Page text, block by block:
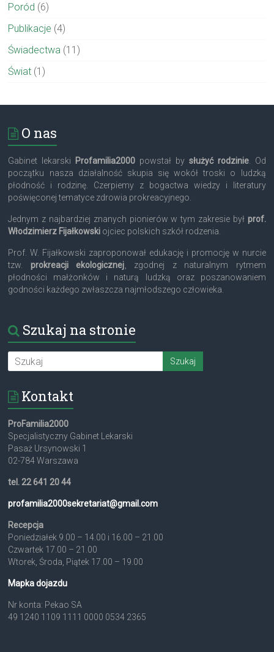
Poród (6)
Publikacje (4)
Świadectwa (11)
Świat (1)
O nas
Gabinet lekarski Profamilia2000 powstał by służyć rodzinie. Od
początku nasza działalność skupia się wokół troski o ludzką
płodność i rodzinę. Czerpiemy z bogactwa wiedzy i literatury
poświęconej tematyce zdrowia prokreacyjnego.
Jednym z najbardziej znanych pionierów w tym zakresie był prof.
Włodzimierz Fijałkowski ojciec polskich szkół rodzenia.
Prof. W. Fijałkowski zaproponował edukację i promocję w nurcie
tzw. prokreacji ekologicznej , zgodnej z naturalnym rytmem
płodności małżonków i naturą ludzką oraz poszanowaniem
godności każdego zwłaszcza najmłodszego człowieka.
Szukaj na stronie
Kontakt
ProFamilia2000
Specjalistyczny Gabinet Lekarski
Pasaż Ursynowski 1
02-784 Warszawa
tel. 22 641 20 44
profamilia2000sekretariat@gmail.com
Recepcja
Poniedziałek 9.00 – 14.00 i 16.00 – 21.00
Czwartek 17.00 – 21.00
Wtorek, Środa, Piątek 17.00 – 19.00
Mapka dojazdu
Nr konta: Pekao SA
49 1240 1109 1111 0000 0534 2365